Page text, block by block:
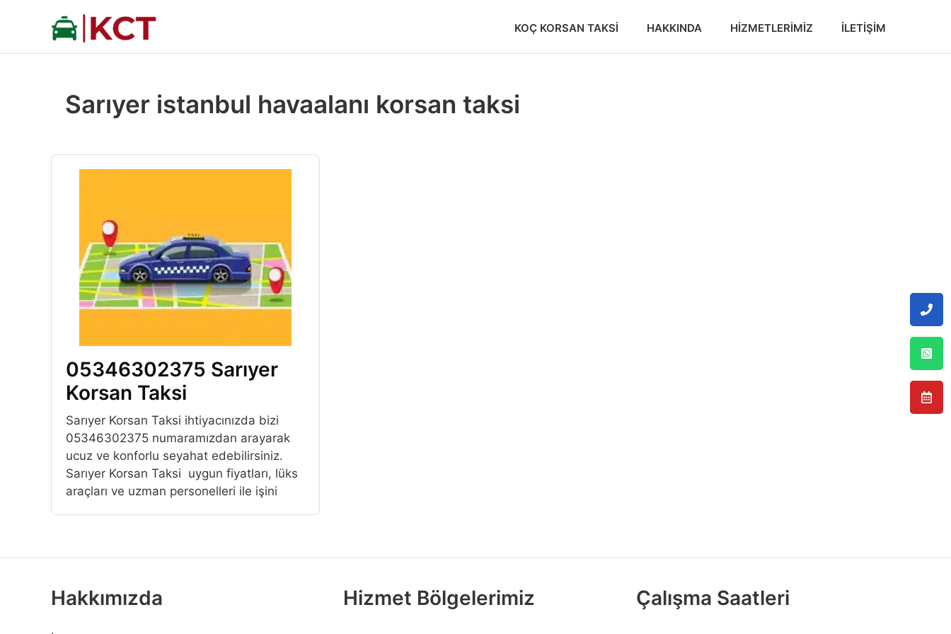
KOÇ KORSAN TAKSI HAKKINDA HIZMETLERIMIZ İLETIŞIM
Sarıyer istanbul havaalanı korsan taksi
05346302375 Sarıyer
Korsan Taksi
Sarıyer Korsan Taksi ihtiyacınızda bizi
05346302375 numaramızdan arayarak
ucuz ve konforlu seyahat edebilirsiniz.
Sarıyer Korsan Taksi uygun fiyatları, lüks
araçları ve uzman personelleri ile işini
Hakkımızda Hizmet Bölgelerimiz Çalışma Saatleri